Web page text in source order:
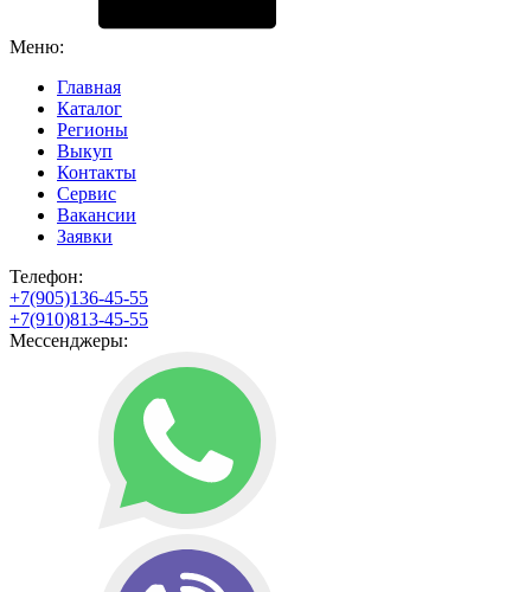
Меню:
Главная
Каталог
Регионы
Выкуп
Контакты
Сервис
Вакансии
Заявки
Телефон:
+7(905)136-45-55
+7(910)813-45-55
Мессенджеры: